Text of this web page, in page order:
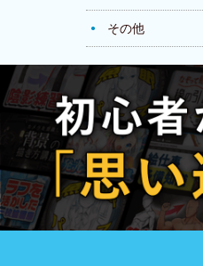
その他